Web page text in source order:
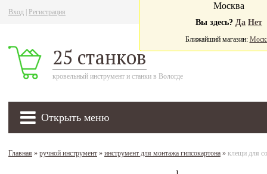
Вход Регистрация
25 станков
кровельный инструмент и станки в Вологде
Открыть меню
Москва
Вы здесь? Да Нет
Ближайший магазин:
Главная » ручной инструмент » инструмент для монтажа гипсокартона » клещи для